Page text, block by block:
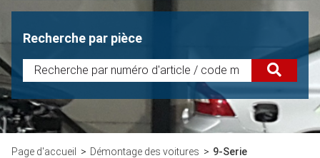
Recherche par pièce
Page d'accueil Démontage des voitures 9-Serie